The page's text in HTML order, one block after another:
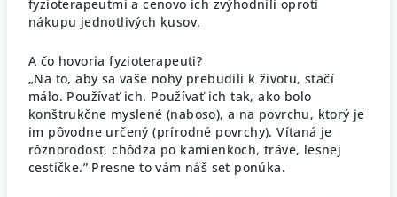
fyzioterapeutmi a cenovo ich zvýhodnili oproti
nákupu jednotlivých kusov.
A čo hovoria fyzioterapeuti?
„Na to, aby sa vaše nohy prebudili k životu, stačí
málo. Používať ich. Používať ich tak, ako bolo
konštrukčne myslené (naboso), a na povrchu, ktorý je
im pôvodne určený (prírodné povrchy). Vítaná je
rôznorodosť, chôdza po kamienkoch, tráve, lesnej
cestičke.” Presne to vám náš set ponúka.